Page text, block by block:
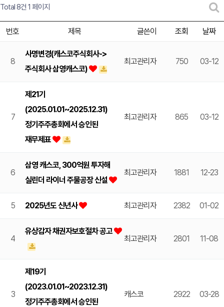
Total 8건 1 페이지
번호 제목 글쓴이 조회 날짜
8
사명변경(캐스코주식회사->
주식회사 삼영캐스코)
최고관리자 750 03-12
7
제21기
(2025.01.01~2025.12.31)
정기주주총회에서 승인된
재무제표
최고관리자 865 03-12
6
삼영 캐스코, 300억원 투자해
실린더 라이너 주물공장 신설
최고관리자 1881 12-23
5 2025년도 신년사 최고관리자 2382 01-02
4
유상감자 채권자보호절차 공고
최고관리자 2801 11-08
3
제19기
(2023.01.01~2023.12.31)
정기주주총회에서 승인된
캐스코 2922 03-28